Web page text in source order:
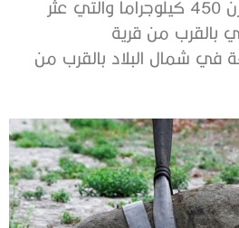
محكوماً للقنبلة التي تزن 450 كيلوجراماً والتي عثر
بالقرب من قرية
في شمال البلاد بالقرب من